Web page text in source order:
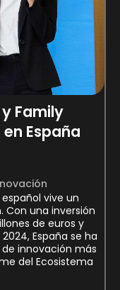
Family
España
vive un
una inversión
de euros y
España se ha
innovación más
del Ecosistema